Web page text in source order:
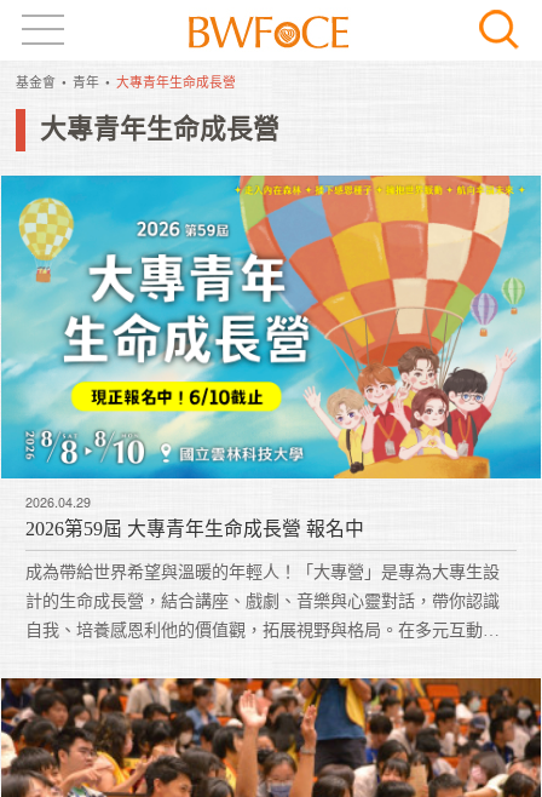
基金會 青年 大專青年生命成長營
大專青年生命成長營
2026.04.29
2026第59屆 大專青年生命成長營 報名中
成為帶給世界希望與溫暖的年輕人！「大專營」是專為大專生設
計的生命成長營，結合講座、戲劇、音樂與心靈對話，帶你認識
自我、培養感恩利他的價值觀，拓展視野與格局。在多元互動中
學生涯。